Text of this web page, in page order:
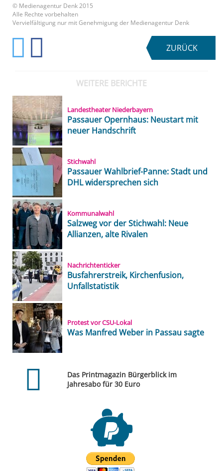
© Medienagentur Denk 2015
Alle Rechte vorbehalten
Vervielfältigung nur mit Genehmigung der Medienagentur Denk
ZURÜCK
WEITERE BERICHTE
Landestheater Niederbayern
Passauer Opernhaus: Neustart mit
neuer Handschrift
Stichwahl
Passauer Wahlbrief-Panne: Stadt und
DHL widersprechen sich
Kommunalwahl
Salzweg vor der Stichwahl: Neue
Allianzen, alte Rivalen
Nachrichtenticker
Busfahrerstreik, Kirchenfusion,
Unfallstatistik
Protest vor CSU-Lokal
Was Manfred Weber in Passau sagte
Das Printmagazin Bürgerblick im
Jahresabo für 30 Euro